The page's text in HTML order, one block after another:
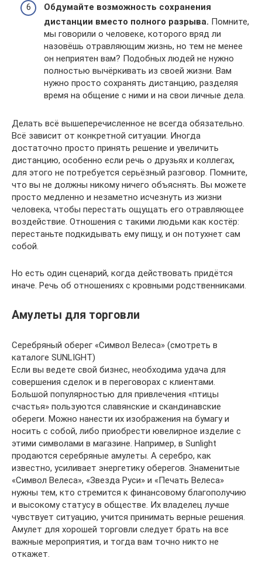
Обдумайте возможность сохранения
дистанции вместо полного разрыва. Помните,
мы говорили о человеке, которого вряд ли
назовёшь отравляющим жизнь, но тем не менее
он неприятен вам? Подобных людей не нужно
полностью вычёркивать из своей жизни. Вам
нужно просто сохранять дистанцию, разделяя
время на общение с ними и на свои личные дела.
Делать всё вышеперечисленное не всегда обязательно.
Всё зависит от конкретной ситуации. Иногда
достаточно просто принять решение и увеличить
дистанцию, особенно если речь о друзьях и коллегах,
для этого не потребуется серьёзный разговор. Помните,
что вы не должны никому ничего объяснять. Вы можете
просто медленно и незаметно исчезнуть из жизни
человека, чтобы перестать ощущать его отравляющее
воздействие. Отношения с такими людьми как костёр:
перестаньте подкидывать ему пищу, и он потухнет сам
собой.
Но есть один сценарий, когда действовать придётся
иначе. Речь об отношениях с кровными родственниками.
Амулеты для торговли
Серебряный оберег «Символ Велеса» (смотреть в
каталоге SUNLIGHT)
Если вы ведете свой бизнес, необходима удача для
совершения сделок и в переговорах с клиентами.
Большой популярностью для привлечения «птицы
счастья» пользуются славянские и скандинавские
обереги. Можно нанести их изображения на бумагу и
носить с собой, либо приобрести ювелирное изделие с
этими символами в магазине. Например, в Sunlight
продаются серебряные амулеты. А серебро, как
известно, усиливает энергетику оберегов. Знаменитые
«Символ Велеса», «Звезда Руси» и «Печать Велеса»
нужны тем, кто стремится к финансовому благополучию
и высокому статусу в обществе. Их владелец лучше
чувствует ситуацию, учится принимать верные решения.
Амулет для хорошей торговли следует брать на все
важные мероприятия, и тогда вам точно никто не
откажет.